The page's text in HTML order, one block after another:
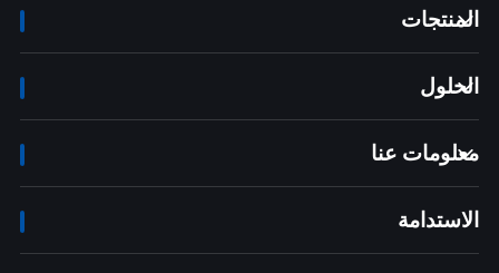
المنتجات

الحلول

معلومات عنا

الاستدامة